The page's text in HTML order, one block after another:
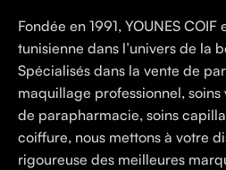
Fondée en 1991, YOUNES
tunisienne dans l’univers de la
Spécialisés dans la vente de
maquillage professionnel,
de parapharmacie, soins
coiffure, nous mettons à votre
rigoureuse des meilleures